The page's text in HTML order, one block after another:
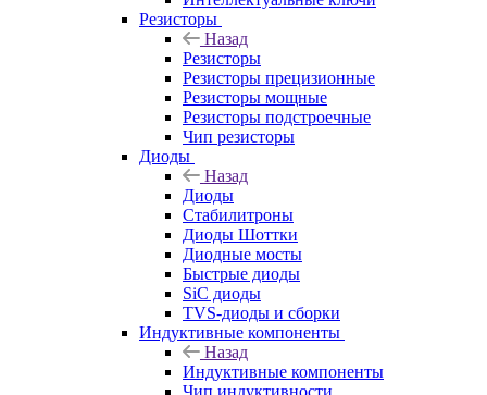
Резисторы
Назад
Резисторы
Резисторы прецизионные
Резисторы мощные
Резисторы подстроечные
Чип резисторы
Диоды
Назад
Диоды
Стабилитроны
Диоды Шоттки
Диодные мосты
Быстрые диоды
SiC диоды
TVS-диоды и сборки
Индуктивные компоненты
Назад
Индуктивные компоненты
Чип индуктивности